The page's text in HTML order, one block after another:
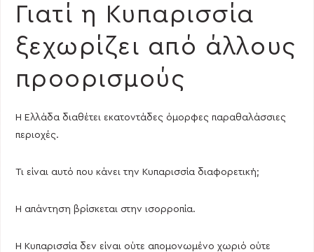
Γιατί η Κυπαρισσία
ξεχωρίζει από άλλους
προορισμούς
Η Ελλάδα διαθέτει εκατοντάδες όμορφες παραθαλάσσιες
περιοχές.
Τι είναι αυτό που κάνει την Κυπαρισσία διαφορετική;
Η απάντηση βρίσκεται στην ισορροπία.
Η Κυπαρισσία δεν είναι ούτε απομονωμένο χωριό ούτε